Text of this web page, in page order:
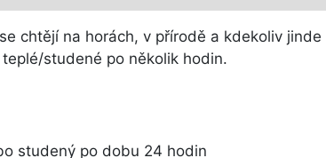
chtějí na horách, v přírodě a kdekoliv jinde
studené po několik hodin.
studený po dobu 24 hodin